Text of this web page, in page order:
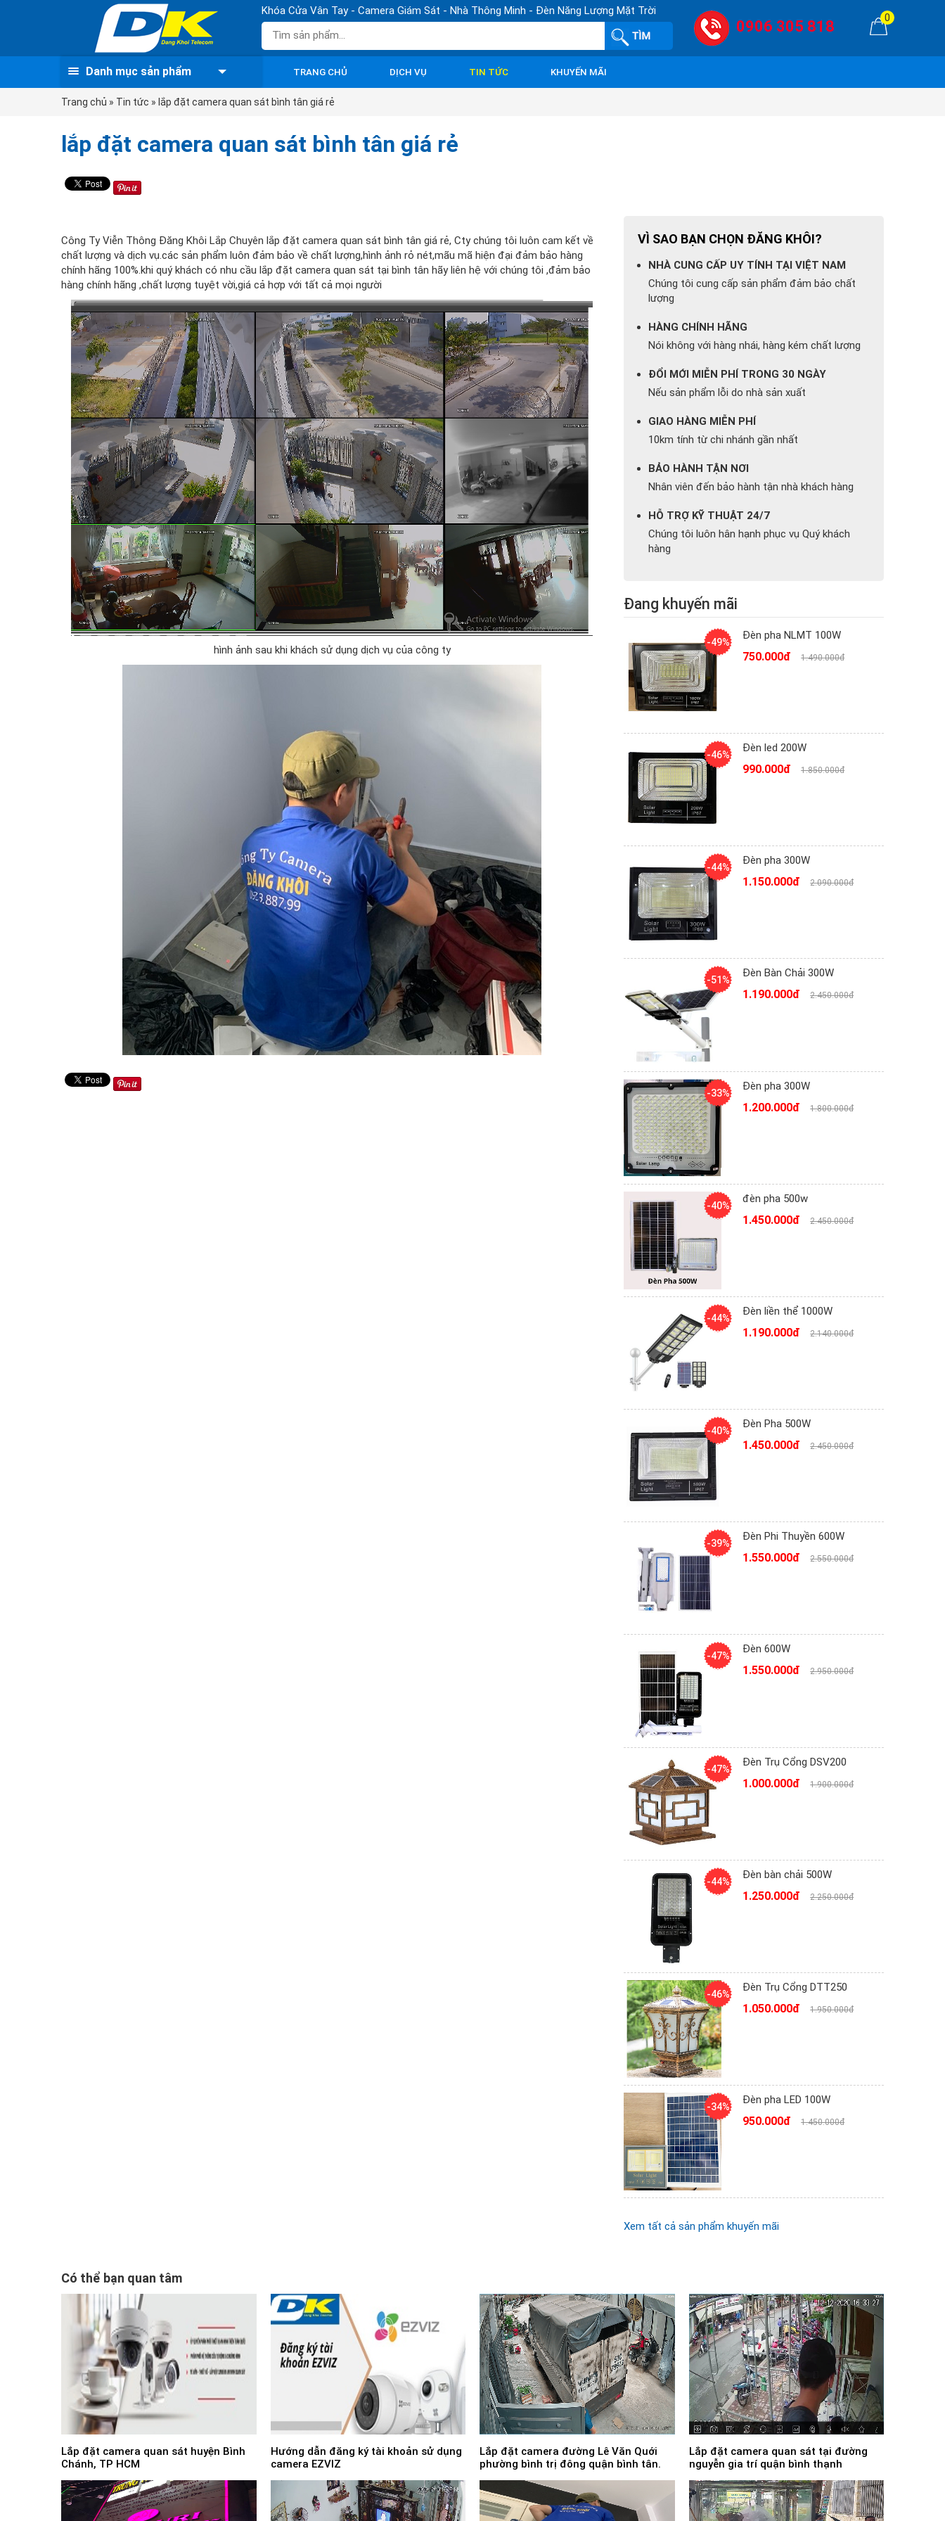
Khóa Cửa Vân Tay - Camera Giám Sát - Nhà Thông Minh - Đèn Năng Lượng Mặt Trời
0906 305 818 0
Danh mục sản phẩm TRANG CHỦ DỊCH VỤ TIN TỨC KHUYẾN MÃI
Trang chủ » Tin tức » lắp đặt camera quan sát bình tân giá rẻ
lắp đặt camera quan sát bình tân giá rẻ
Công Ty Viễn Thông Đăng Khôi Lắp Chuyên lắp đặt camera quan sát bình tân giá rẻ, Cty chúng tôi luôn cam kết về
chất lượng và dịch vụ.các sản phẩm luôn đảm bảo về chất lượng,hình ảnh rỏ nét,mãu mã hiện đại đảm bảo hàng
chính hãng 100%.khi quý khách có nhu cầu lắp đặt camera quan sát tại bình tân hãy liên hệ với chúng tôi ,đảm bảo
hàng chính hãng ,chất lượng tuyệt vời,giá cả hợp với tất cả mọi người
hình ảnh sau khi khách sử dụng dịch vụ của công ty
VÌ SAO BẠN CHỌN ĐĂNG KHÔI?
NHÀ CUNG CẤP UY TÍNH TẠI VIỆT NAM
Chúng tôi cung cấp sản phẩm đảm bảo chất
lượng
HÀNG CHÍNH HÃNG
Nói không với hàng nhái, hàng kém chất lượng
ĐỔI MỚI MIỄN PHÍ TRONG 30 NGÀY
Nếu sản phẩm lỗi do nhà sản xuất
GIAO HÀNG MIỄN PHÍ
10km tính từ chi nhánh gần nhất
BẢO HÀNH TẬN NƠI
Nhân viên đến bảo hành tận nhà khách hàng
HỖ TRỢ KỸ THUẬT 24/7
Chúng tôi luôn hân hạnh phục vụ Quý khách
hàng
Đang khuyến mãi
-49%
Đèn pha NLMT 100W
750.000đ 1.490.000đ
-46%
Đèn led 200W
990.000đ 1.850.000đ
-44%
Đèn pha 300W
1.150.000đ 2.090.000đ
-51%
Đèn Bàn Chải 300W
1.190.000đ 2.450.000đ
-33%
Đèn pha 300W
1.200.000đ 1.800.000đ
-40%
đèn pha 500w
1.450.000đ 2.450.000đ
-44%
Đèn liền thể 1000W
1.190.000đ 2.140.000đ
-40%
Đèn Pha 500W
1.450.000đ 2.450.000đ
-39%
Đèn Phi Thuyền 600W
1.550.000đ 2.550.000đ
-47%
Đèn 600W
1.550.000đ 2.950.000đ
-47%
Đèn Trụ Cổng DSV200
1.000.000đ 1.900.000đ
-44%
Đèn bàn chải 500W
1.250.000đ 2.250.000đ
-46%
Đèn Trụ Cổng DTT250
1.050.000đ 1.950.000đ
-34%
Đèn pha LED 100W
950.000đ 1.450.000đ
Xem tất cả sản phẩm khuyến mãi
Có thể bạn quan tâm
Lắp đặt camera quan sát huyện Bình
Chánh, TP HCM
Hướng dẫn đăng ký tài khoản sử dụng
camera EZVIZ
Lắp đặt camera đường Lê Văn Quới
phường bình trị đông quận bình tân.
Lắp đặt camera quan sát tại đường
nguyễn gia trí quận bình thạnh